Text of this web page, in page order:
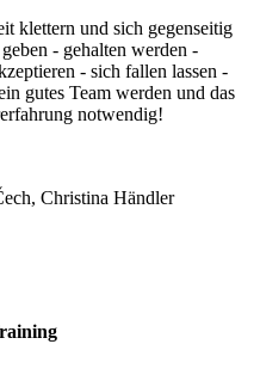
klettern und sich gegenseitig
- gehalten werden -
- sich fallen lassen -
gutes Team werden und das
notwendig!
Christina Händler